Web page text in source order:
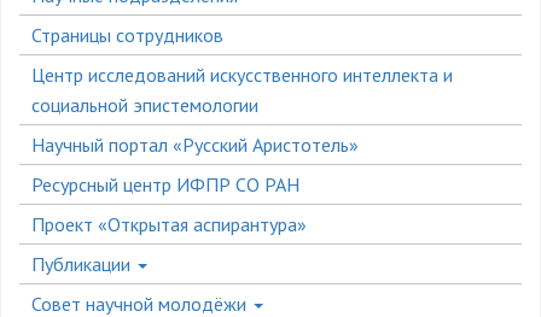
меню
Страницы сотрудников
Центр исследований искусственного интеллекта и
социальной эпистемологии
Научный портал «Русский Аристотель»
Ресурсный центр ИФПР СО РАН
Проект «Открытая аспирантура»
Публикации
Совет научной молодёжи